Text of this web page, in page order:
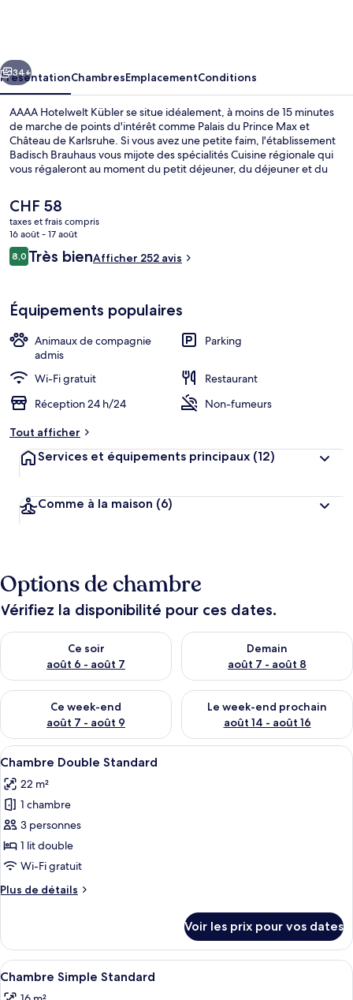
Suivant
34+
PrésentationChambresEmplacementConditions
AAAA Hotelwelt Kübler se situe idéalement, à moins de 15 minutes
de marche de points d'intérêt comme Palais du Prince Max et
Château de Karlsruhe. Si vous avez une petite faim, l'établissement
Badisch Brauhaus vous mijote des spécialités Cuisine régionale qui
vous régaleront au moment du petit déjeuner, du déjeuner et du
figurent une terrasse et un jardin. Les transports publics se situent à
une courte distance à pied : Arrêt de tram Marktplatz (Kaiserstraße
U) est à 12 min et Arrêt de tram Karlstor/Bundesgerichtshof, à 13
min.
Le
prix
actuel
est
de
CHF 58
taxes et frais compris
16 août - 17 août
Avis
voyageurs
8,08,0 sur 10
Très bienAfficher 252 avis
Équipements populaires
Animaux de compagnie
admis
Parking
Wi-Fi gratuit
Restaurant
Réception 24 h/24
Non-fumeurs
Tout afficher
Services et équipements principaux (12)
Comme à la maison (6)
Options de chambre
Vérifiez la disponibilité pour ces dates.
Ce soir
août 6 - août 7
Vérifier la disponibilité pour ce soir août 6 - août 7
Demain
août 7 - août 8
Vérifier la disponibilité pour
Ce week-end
août 7 - août 9
Vérifier la disponibilité pour ce week-end août 7 - août 9
Le week-end prochain
août 14 - août 16
Vérifier la disponibilité pour
Afficher
toutes
les
photos
pour
ce
type
chambre :
Standard
Une chambre d’hôtel avec un
5
Chambre Double Standard
22 m²
1 chambre
3 personnes
1 lit double
Wi-Fi gratuit
Plus de détails
Plus
le
type
de
Voir les prix pour vos dates
Afficher
toutes
Une chambre d’hôtel avec un lit,
7
Chambre Simple Standard